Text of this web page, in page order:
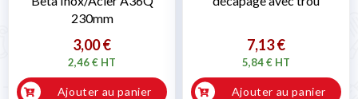
230mm
3,00 €
2,46 € HT
Ajouter au panier
7,13 €
5,84 € HT
Ajouter au panier